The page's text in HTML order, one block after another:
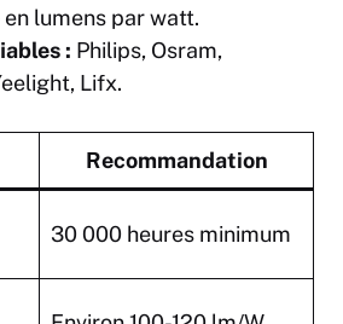
en lumens par watt.
: Philips, Osram,
Lifx.
Recommandation
30 000 heures minimum